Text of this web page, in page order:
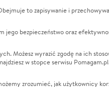
Zbieraj na
Leczenie
Zwierzęta
Pożar
to zapisywanie i
bezpieczeństwo oraz
Możesz wyrazić zgodę na ich
w stopce serwisu
zrozumieć, jak użytkownicy